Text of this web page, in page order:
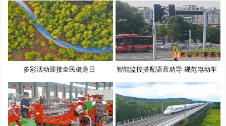
多彩活动迎接全民健身日 智能监控搭配语音劝导 规范电动车